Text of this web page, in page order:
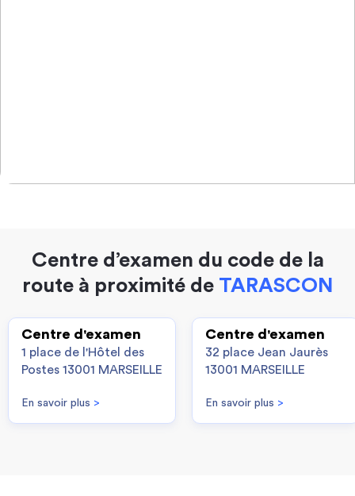
Centre d’examen du code de la
route à proximité de TARASCON
Centre d'examen
1 place de l'Hôtel des
Postes 13001 MARSEILLE
En savoir plus >
Centre d'examen
32 place Jean Jaurès
13001 MARSEILLE
En savoir plus >